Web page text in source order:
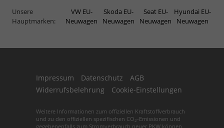
Unsere
Hauptmarken:
VW EU-
Neuwagen
Skoda EU-
Neuwagen
Seat EU-
Neuwagen
Hyundai EU-
Neuwagen
Impressum Datenschutz
AGB
Widerrufsbelehrung
Cookie-Einstellungen
Weitere Informationen zum offiziellen Kraftstoffverbrauch
und zu den offiziellen spezifischen CO2 -Emissionen und
gegebenenfalls zum Stromverbrauch neuer PKW können